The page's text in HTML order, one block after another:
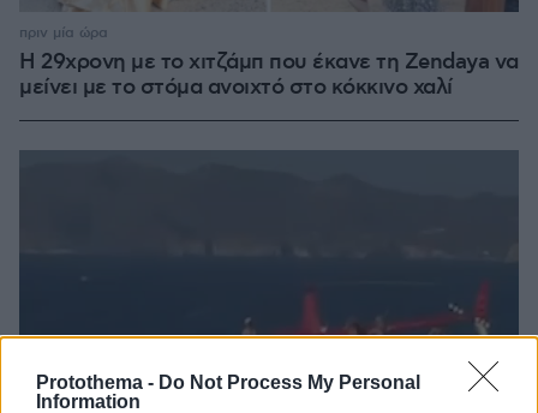
Protothema - Do Not Process My Personal
Information
Η 29χρονη με το χιτζάμπ που έκανε τη Zendaya να
μείνει με το στόμα ανοιχτό στο κόκκινο χαλί
πριν μία ώρα